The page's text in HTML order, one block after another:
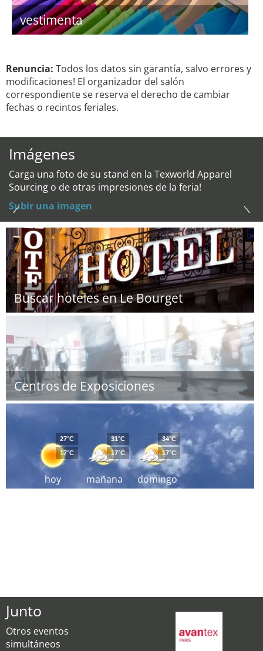
vestimenta
Renuncia: Todos los datos sin garantía, salvo errores y
modificaciones! El organizador del salón
correspondiente se reserva el derecho de cambiar
fechas o recintos feriales.
Imágenes
Carga una foto de su stand en la Texworld Apparel
Sourcing o de otras impresiones de la feria!
Subir una imagen
Buscar hoteles en Le Bourget
Centros de Exposiciones
hoy
27°C
17°C
mañana
31°C
17°C
domingo
34°C
17°C
Junto
Otros eventos
simultáneos